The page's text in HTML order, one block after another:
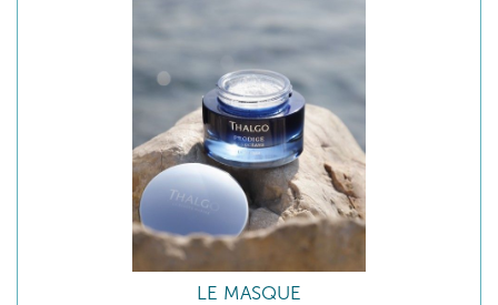
LE MASQUE